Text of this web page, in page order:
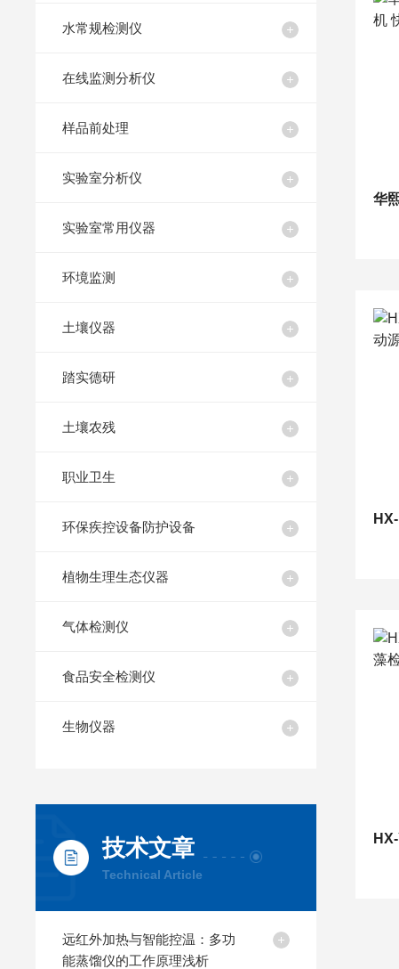
水常规检测仪
在线监测分析仪
样品前处理
实验室分析仪
实验室常用仪器
环境监测
土壤仪器
踏实德研
土壤农残
职业卫生
环保疾控设备防护设备
植物生理生态仪器
气体检测仪
食品安全检测仪
生物仪器
技术文章
Technical Article
远红外加热与智能控温：多功
能蒸馏仪的工作原理浅析